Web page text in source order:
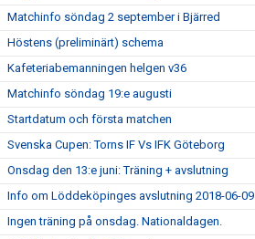
Matchinfo söndag 2 september i Bjärred
Höstens (preliminärt) schema
Kafeteriabemanningen helgen v36
Matchinfo söndag 19:e augusti
Startdatum och första matchen
Svenska Cupen: Torns IF Vs IFK Göteborg
Onsdag den 13:e juni: Träning + avslutning
Info om Löddeköpinges avslutning 2018-06-09
Ingen träning på onsdag. Nationaldagen.